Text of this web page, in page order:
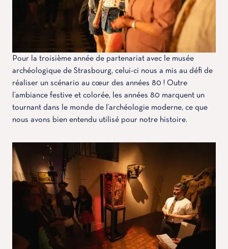
Pour la troisième année de partenariat avec le musée
archéologique de Strasbourg, celui-ci nous a mis au défi de
réaliser un scénario au cœur des années 80 ! Outre
l’ambiance festive et colorée, les années 80 marquent un
tournant dans le monde de l’archéologie moderne, ce que
nous avons bien entendu utilisé pour notre histoire.